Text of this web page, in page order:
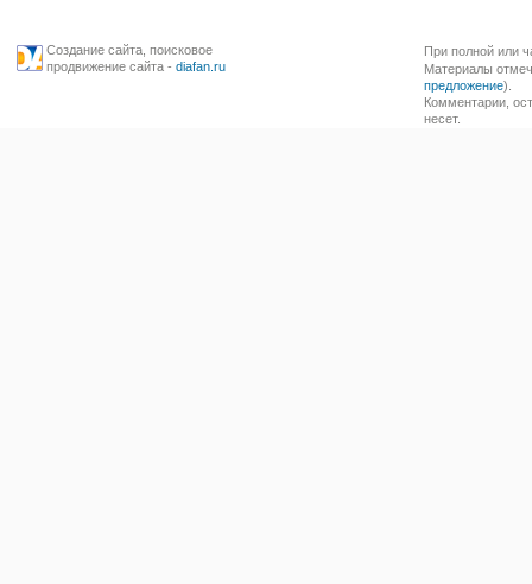
Создание сайта, поисковое
продвижение сайта- diafan.ru
При полной или
Материалы
предложение).
Комментарии,
несет.